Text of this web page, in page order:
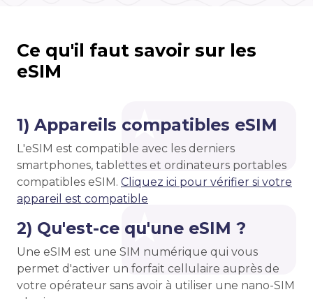
Ce qu'il faut savoir sur les
eSIM
1) Appareils compatibles eSIM
L'eSIM est compatible avec les derniers
smartphones, tablettes et ordinateurs portables
compatibles eSIM. Cliquez ici pour vérifier si votre
appareil est compatible
2) Qu'est-ce qu'une eSIM ?
Une eSIM est une SIM numérique qui vous
permet d'activer un forfait cellulaire auprès de
votre opérateur sans avoir à utiliser une nano-SIM